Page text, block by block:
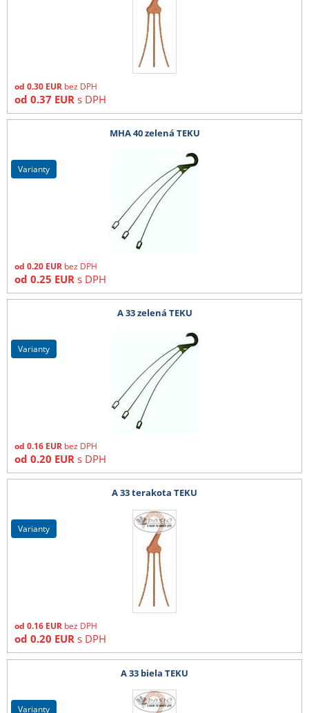
od 0.30 EUR bez DPH
od 0.37 EUR s DPH
MHA 40 zelená TEKU
od 0.20 EUR bez DPH
od 0.25 EUR s DPH
varianty
A 33 zelená TEKU
od 0.16 EUR bez DPH
od 0.20 EUR s DPH
varianty
A 33 terakota TEKU
od 0.16 EUR bez DPH
od 0.20 EUR s DPH
varianty
A 33 biela TEKU
varianty